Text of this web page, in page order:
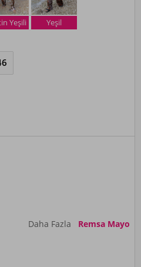
Yeşili Yeşil
Daha Fazla Remsa Mayo